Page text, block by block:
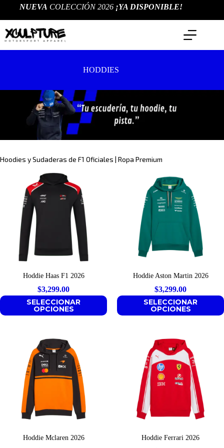
contenido
NUEVA COLECCIÓN 2026 ¡YA DISPONIBLE!
HODDIES
Hoodies y Sudaderas de F1 Oficiales | Ropa Premium
Hoddie Haas F1 2026
$3,299.00
SELECCIONAR
OPCIONES
Hoddie Aston Martin 2026
$3,299.00
SELECCIONAR
OPCIONES
Hoddie Mclaren 2026 Hoddie Ferrari 2026